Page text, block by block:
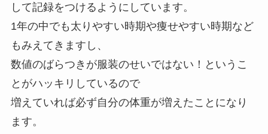
して記録をつけるようにしています。
1年の中でも太りやすい時期や痩せやすい時期など
もみえてきますし、
数値のばらつきが服装のせいではない！というこ
とがハッキリしているので
増えていれば必ず自分の体重が増えたことになり
ます。